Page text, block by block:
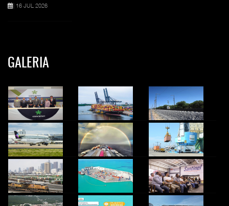
16 JUL 2026
GALERIA